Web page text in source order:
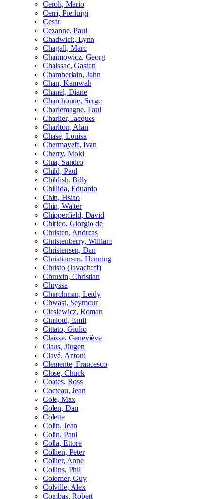
Ceroli, Mario
Cerri, Pierluigi
Cesar
Cezanne, Paul
Chadwick, Lynn
Chagall, Marc
Chaimowicz, Georg
Chaissac, Gaston
Chamberlain, John
Chan, Kamwah
Chanel, Diane
Charchoune, Serge
Charlemagne, Paul
Charlier, Jacques
Charlton, Alan
Chase, Louisa
Chermayeff, Ivan
Cherry, Moki
Chia, Sandro
Child, Paul
Childish, Billy
Chillida, Eduardo
Chin, Hsiao
Chin, Walter
Chipperfield, David
Chirico, Giorgio de
Christen, Andreas
Christenberry, William
Christensen, Dan
Christiansen, Henning
Christo (Javacheff)
Chruxin, Christian
Chryssa
Churchman, Leidy
Chwast, Seymour
Cieslewicz, Roman
Cimiotti, Emil
Cittato, Giulio
Claisse, Geneviève
Claus, Jürgen
Clavé, Antoni
Clemente, Francesco
Close, Chuck
Coates, Ross
Cocteau, Jean
Cole, Max
Colen, Dan
Colette
Colin, Jean
Colin, Paul
Colla, Ettore
Collien, Peter
Collier, Anne
Collins, Phil
Colomer, Guy
Colville, Alex
Combas, Robert